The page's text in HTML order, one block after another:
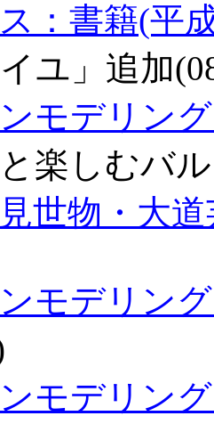
ス：書籍(平
ユ」追加
ンモデリン
と楽しむバ
見世物・大
ンモデリン
ンモデリン